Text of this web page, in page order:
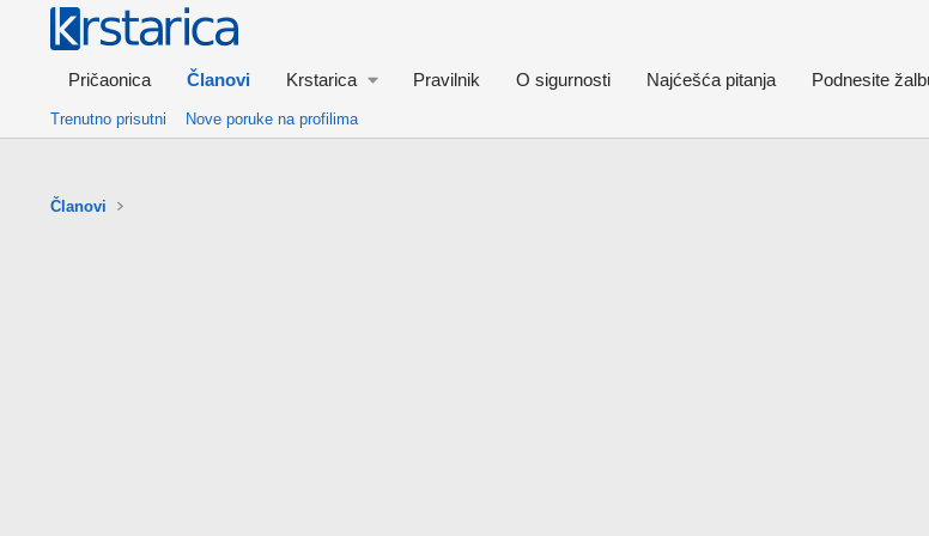
Pričaonica Članovi Krstarica Pravilnik O sigurnosti Najćešća pitanja Podnesite
Trenutno prisutni Nove poruke na profilima
Članovi